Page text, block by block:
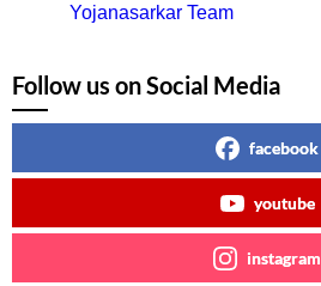
Yojanasarkar Team
Follow us on Social Media
facebook
youtube
instagram